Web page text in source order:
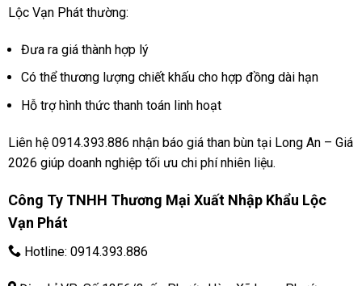
Lộc Vạn Phát thường:
Đưa ra giá thành hợp lý
Có thể thương lượng chiết khấu cho hợp đồng dài hạn
Hỗ trợ hình thức thanh toán linh hoạt
Liên hệ 0914.393.886 nhận báo giá than bùn tại Long An – Giá
2026 giúp doanh nghiệp tối ưu chi phí nhiên liệu.
Công Ty TNHH Thương Mại Xuất Nhập Khẩu Lộc
Vạn Phát
Hotline: 0914.393.886